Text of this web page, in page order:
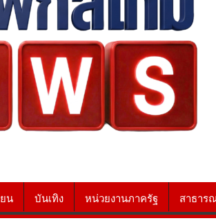
ยน บันเทิง หน่วยงานภาครัฐ สาธาร